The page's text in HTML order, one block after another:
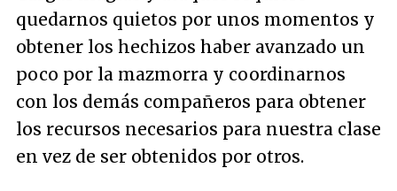
quedarnos quietos por unos momentos y
obtener los hechizos haber avanzado un
poco por la mazmorra y coordinarnos
con los demás compañeros para obtener
los recursos necesarios para nuestra clase
en vez de ser obtenidos por otros.